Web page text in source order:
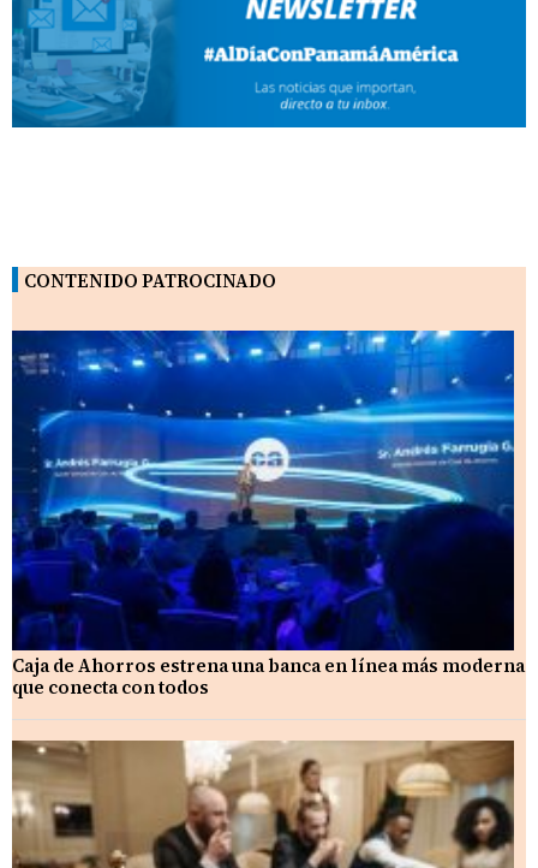
CONTENIDO PATROCINADO
Caja de Ahorros estrena una banca en línea más moderna
que conecta con todos